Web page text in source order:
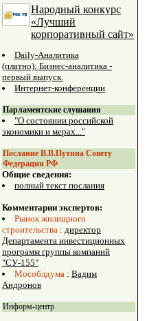
Народный конкурс
«Лучший
корпоративный сайт»
Daily-Аналитика
(платно): Бизнес-аналитика -
первый выпуск.
Интернет-конференции
Парламентские слушания
"О состоянии российской
экономики и мерах..."
Послание В.В.Путина Совету
Федерации РФ
Общие сведения:
полный текст послания
Комментарии экспертов:
Рынок жилищного
строительства : директор
Департамента инвестиционных
программ группы компаний
"СУ-155"
Мособлдума : Вадим
Андронов
Информ-центр